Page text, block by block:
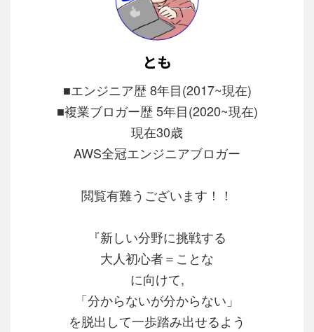
とも
■エンジニア歴 8年目(2017~現在)
■複業ブロガー歴 5年目(2020~現在)
現在30歳
AWS全冠エンジニアブロガー
閲覧有難うございます！！
『新しい分野に挑戦する
大人初心者＝ことな
に向けて,
「分からないが分からない」
を脱出して一歩踏み出せるよう